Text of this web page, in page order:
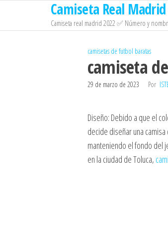
contenido
Camiseta Real
Camiseta real madrid 2022 ✅ Número y
camisetas de futbol baratas
camiseta
29 de marzo de 2023 Por
Diseño: Debido a que el
decide diseñar una
manteniendo el fondo del
en la ciudad de Toluca,